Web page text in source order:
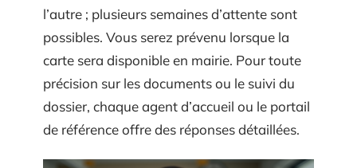
l’autre ; plusieurs semaines d’attente sont
possibles. Vous serez prévenu lorsque la
carte sera disponible en mairie. Pour toute
précision sur les documents ou le suivi du
dossier, chaque agent d’accueil ou le portail
de référence offre des réponses détaillées.